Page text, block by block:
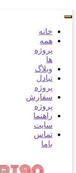
خانه
همه
پروژه
ها
وبلاگ
تبادل
پروژه
سفارش
پروژه
راهنما
سایت
تماس
باما